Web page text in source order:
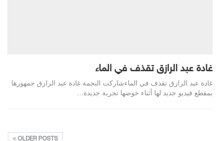
غادة عبد الرازق تقذف في الماء
غادة عبد الرازق تقذف في الماءشاركت النجمة غادة عبد الرازق جمهورها
بمقطع فيديو جديد لها أثناء خوضها تجربة جديدة…
OLDER POSTS